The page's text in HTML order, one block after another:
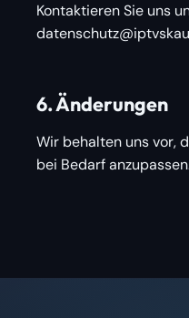
Kontaktieren Sie uns
6. Änderungen
Wir behalten uns vor,
bei Bedarf